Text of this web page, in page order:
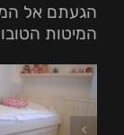
הגעתם אל
המיטות